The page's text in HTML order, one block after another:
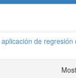
de regresión